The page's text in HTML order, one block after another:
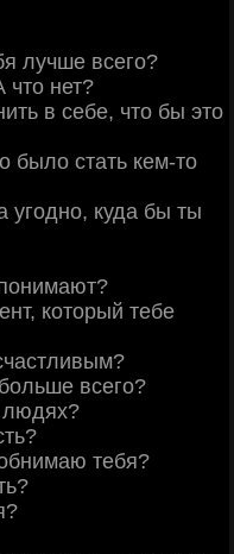
лучше всего?
что нет?
в себе, что бы это
было стать кем-то
угодно, куда бы ты
который тебе
всего?
людях?
тебя?